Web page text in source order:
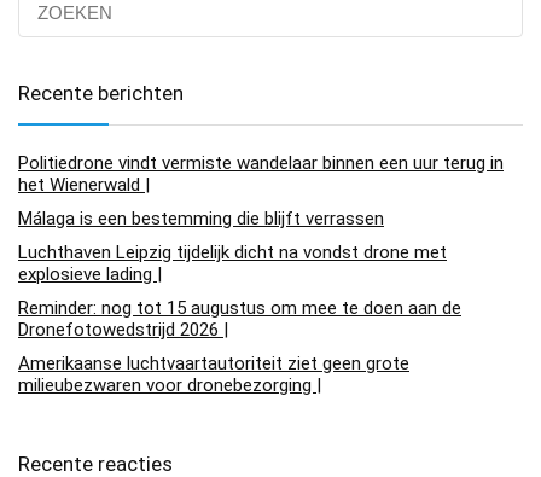
Recente berichten
Politiedrone vindt vermiste wandelaar binnen een uur terug in
het Wienerwald |
Málaga is een bestemming die blijft verrassen
Luchthaven Leipzig tijdelijk dicht na vondst drone met
explosieve lading |
Reminder: nog tot 15 augustus om mee te doen aan de
Dronefotowedstrijd 2026 |
Amerikaanse luchtvaartautoriteit ziet geen grote
milieubezwaren voor dronebezorging |
Recente reacties